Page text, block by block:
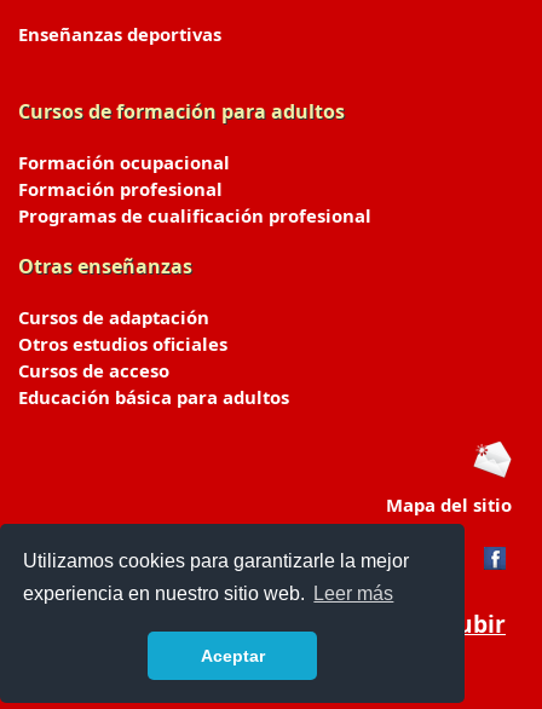
Utilizamos cookies para garantizarle la mejor
experiencia en nuestro sitio web.
Leer más
Aceptar
Enseñanzas deportivas
Cursos de formación para adultos
Formación ocupacional
Formación profesional
Programas de cualificación profesional
Otras enseñanzas
Cursos de adaptación
Otros estudios oficiales
Cursos de acceso
Educación básica para adultos
Mapa del sitio
Subir